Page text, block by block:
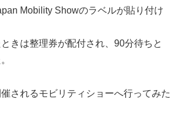
Mobility Showのラベルが貼り付け
きは整理券が配付され、90分待ちと
されるモビリティショーへ行ってみた